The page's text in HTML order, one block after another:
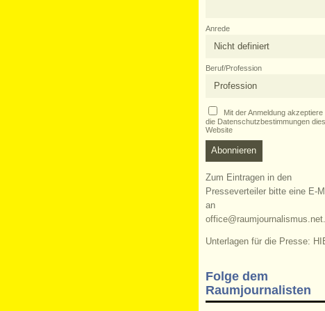
Anrede
Beruf/Profession
Mit der Anmeldung akzeptiere
die Datenschutzbestimmungen
Website
Zum Eintragen in den
Presseverteiler bitte eine E-
an
office@raumjournalismus.net.
Unterlagen für die Presse:
Folge dem
Raumjournalisten